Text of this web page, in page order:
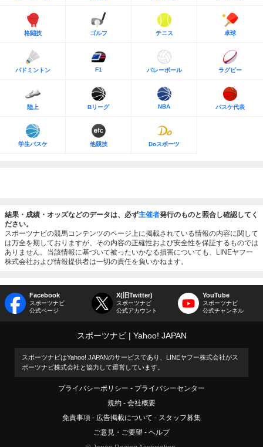
格闘技 ゴルフ テニス 卓球
バドミントン F1 バレーボール ラグビー
陸上 Bリーグ NBA バスケ代表
学生バスケ 他競技 Doスポーツ
結果・成績・オッズなどのデータは、必ず主催者発行のものと照合し確認してく
ださい。
スポーツナビの競馬コンテンツのページ上に掲載されている情報の内容に関して
は万全を期しておりますが、その内容の正確性および安全性を保証するものでは
ありません。当該情報に基づいて被ったいかなる損害についても、LINEヤフー
株式会社および情報提供者は一切の責任を負いかねます。
Facebook
スポーツナビ
公式ページ
X(旧Twitter)
スポーツナビ
公式アカウント
YouTube
スポーツナビ
公式チャンネル
スポーツナビ Yahoo! JAPAN
スポーツナビはYahoo! JAPANのサービスであり、LINEヤフー株式会社がス
ポーツナビ株式会社と協力して運営しています。
プライバシーポリシー
プライバシーセンター
規約
会社概要
免責事項
広告掲載について
スタッフ募集
ご意見・ご要望
ヘルプ